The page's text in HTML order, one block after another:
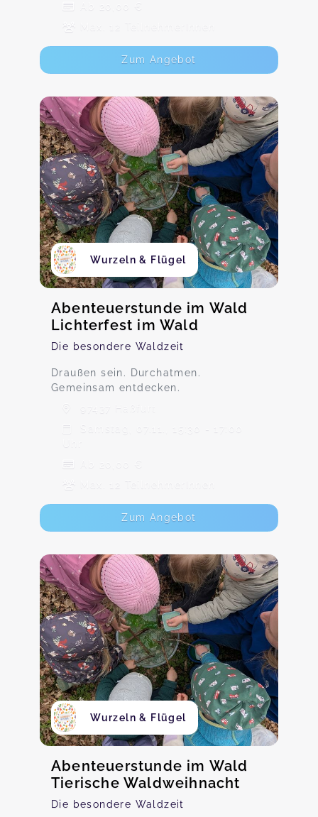
Ab 20,00 €
Max. 12 TeilnehmerInnen
Zum Angebot
Wurzeln & Flügel
Abenteuerstunde im Wald
Lichterfest im Wald
Die besondere Waldzeit
Draußen sein. Durchatmen.
Gemeinsam entdecken.
97437 Haßfurt
Samstag, 07.11., 15:30 - 17:00
Ab 20,00 €
Max. 12 TeilnehmerInnen
Zum Angebot
Wurzeln & Flügel
Abenteuerstunde im Wald
Tierische Waldweihnacht
Die besondere Waldzeit